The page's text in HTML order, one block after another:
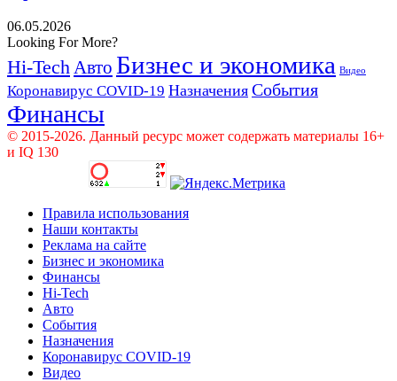
06.05.2026
Looking For More?
Hi-Tech Авто Бизнес и экономика Видео
Коронавирус COVID-19 Назначения События
Финансы
© 2015-2026. Данный ресурс может содержать материалы 16+
и IQ 130
Правила использования
Наши контакты
Реклама на сайте
Бизнес и экономика
Финансы
Hi-Tech
Авто
События
Назначения
Коронавирус COVID-19
Видео